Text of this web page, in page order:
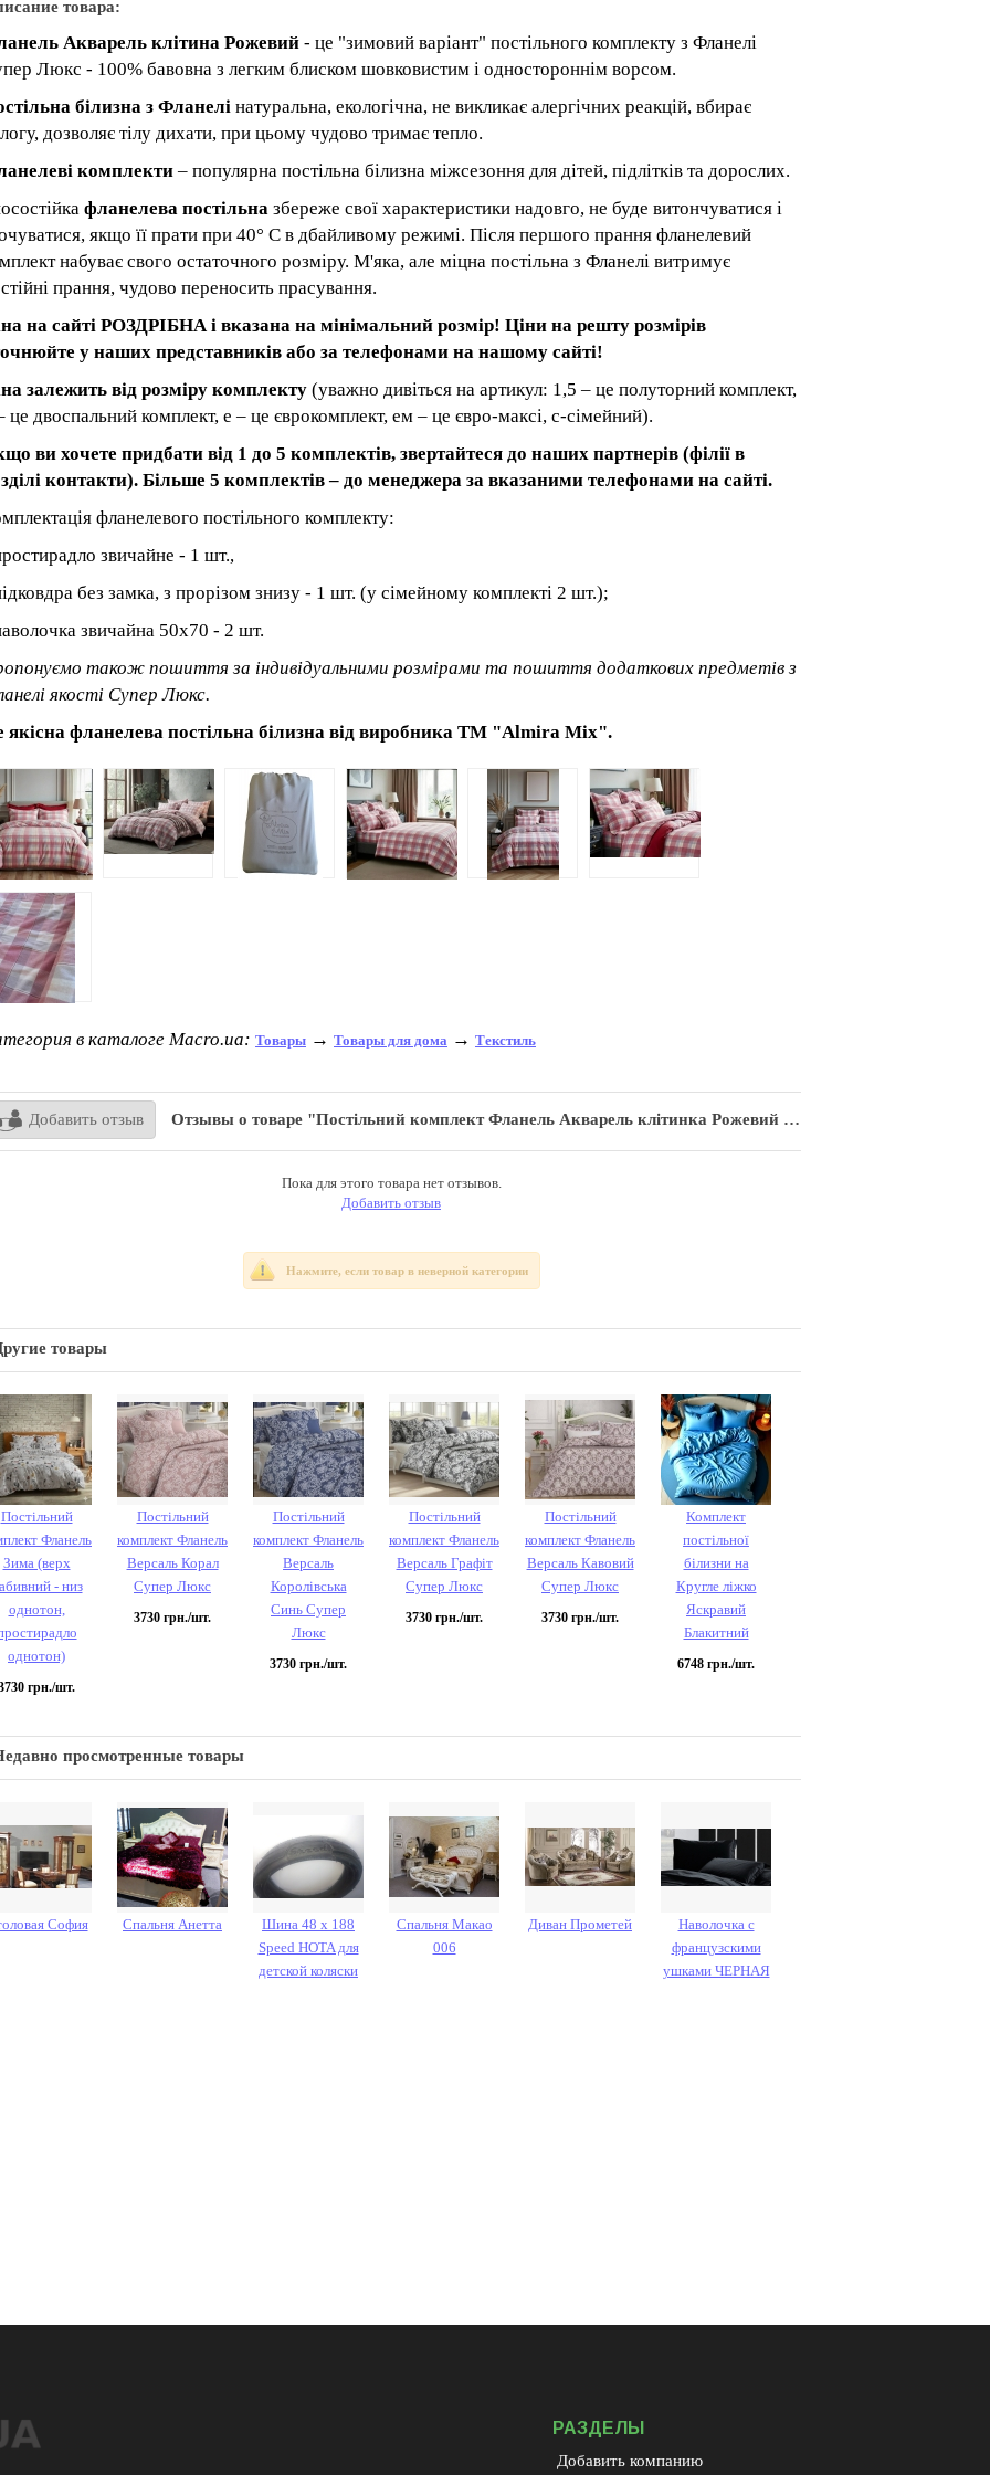
товара:
Акварель клітина Рожевий - це "зимовий варіант" постільного комплекту з Фланелі
Люкс - 100% бавовна з легким блиском шовковистим і одностороннім ворсом.
білизна з Фланелі натуральна, екологічна, не викликає алергічних реакцій, вбирає
дозволяє тілу дихати, при цьому чудово тримає тепло.
комплекти – популярна постільна білизна міжсезоння для дітей, підлітків та дорослих.
фланелева постільна збереже свої характеристики надовго, не буде витончуватися і
якщо її прати при 40° C в дбайливому режимі. Після першого прання фланелевий
набуває свого остаточного розміру. М'яка, але міцна постільна з Фланелі витримує
прання, чудово переносить прасування.
на сайті РОЗДРІБНА і вказана на мінімальний розмір! Ціни на решту розмірів
у наших представників або за телефонами на нашому сайті!
залежить від розміру комплекту (уважно дивіться на артикул: 1,5 – це полуторний комплект,
це двоспальний комплект, е – це єврокомплект, ем – це євро-максі, с-сімейний).
ви хочете придбати від 1 до 5 комплектів, звертайтеся до наших партнерів (філії в
контакти). Більше 5 комплектів – до менеджера за вказаними телефонами на сайті.
фланелевого постільного комплекту:
звичайне - 1 шт.,
без замка, з прорізом знизу - 1 шт. (у сімейному комплекті 2 шт.);
звичайна 50x70 - 2 шт.
також пошиття за індивідуальними розмірами та пошиття додаткових предметів з
якості Супер Люкс.
якісна фланелева постільна білизна від виробника ТМ "Almira Mix".
в каталоге Macro.ua: Товары → Товары для дома → Текстиль
Добавить отзыв Отзывы о товаре "Постільний комплект Фланель Акварель клітинка Рожевий Супер Люкс"
Пока для этого товара нет отзывов.
Добавить отзыв
Нажмите, если товар в неверной категории
товары
Постільний
Фланель
Зима (верх
- низ
однотон,
однотон)
грн./шт.
Постільний
комплект Фланель
Версаль Корал
Супер Люкс
3730 грн./шт.
Постільний
комплект Фланель
Версаль
Королівська
Синь Супер
Люкс
3730 грн./шт.
Постільний
комплект Фланель
Версаль Графіт
Супер Люкс
3730 грн./шт.
Постільний
комплект Фланель
Версаль Кавовий
Супер Люкс
3730 грн./шт.
Комплект
постільної
білизни на
Кругле ліжко
Яскравий
Блакитний
6748 грн./шт.
просмотренные товары
София Спальня Анетта
Шина 48 х 188
Speed HOTA для
детской коляски
Спальня Макао
006
Диван Прометей
Наволочка с
французскими
ушками ЧЕРНАЯ
РАЗДЕЛЫ
Добавить компанию